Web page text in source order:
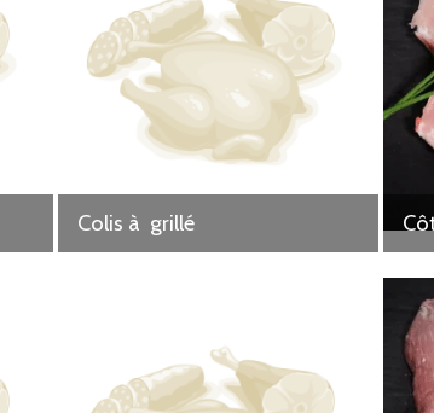
sommes fière de nos valeurs tant sur notre élevage que dans notre atelier
Colis à grillé